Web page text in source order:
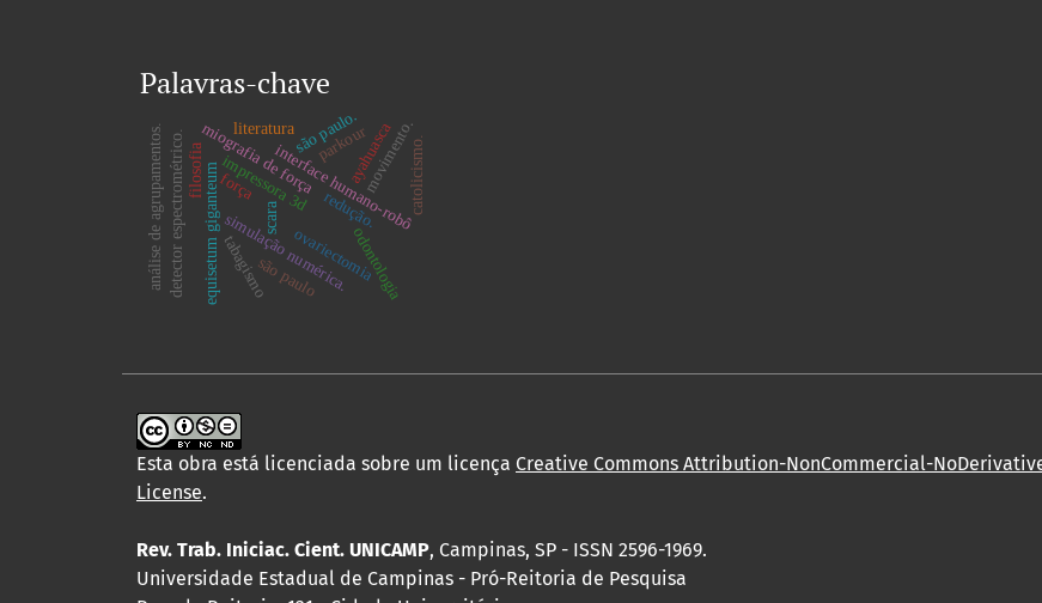
Palavras-chave
impressora 3d
scara
simulação numérica.
equisetum giganteum ovariectomia
miografia de forçainterface humano-robô
ayahuasca
tabagismo
redução.
força movimento.
odontologia
parkour
são paulo.
detector espectrométrico.
análise de agrupamentos. literatura
filosofia catolicismo.
são paulo
Esta obra está licenciada sobre um licença Creative Commons Attribution-NonCommercial-
License.
Rev. Trab. Iniciac. Cient. UNICAMP, Campinas, SP - ISSN 2596-1969.
Universidade Estadual de Campinas - Pró-Reitoria de Pesquisa